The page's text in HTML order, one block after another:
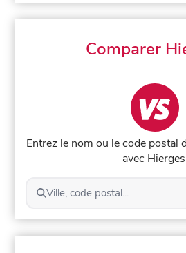
Comparer
Entrez le nom ou le code postal
avec
Ville, code postal...